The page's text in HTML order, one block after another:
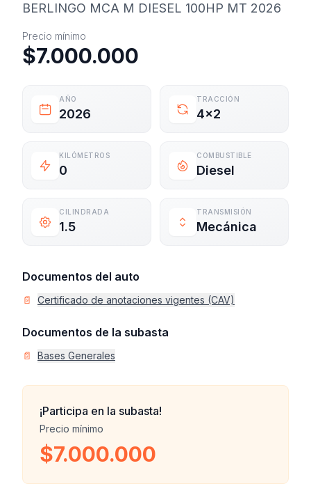
BERLINGO MCA M DIESEL 100HP MT 2026
Información del vehículo
Precio mínimo
$7.000.000
AÑO
2026
TRACCIÓN
4x2
KILÓMETROS
0
COMBUSTIBLE
Diesel
CILINDRADA
1.5
TRANSMISIÓN
Mecánica
Documentos del auto
📄 Certificado de anotaciones vigentes (CAV)
Documentos de la subasta
📄 Bases Generales
¡Participa en la subasta!
Precio mínimo
$7.000.000